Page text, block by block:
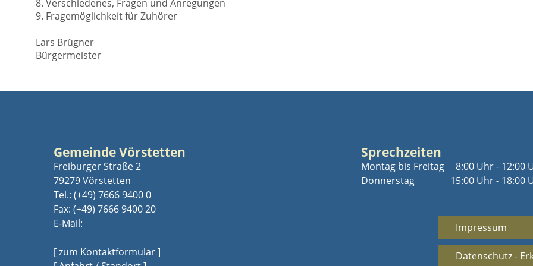
8. Verschiedenes, Fragen und Anregungen
9. Fragemöglichkeit für Zuhörer
Lars Brügner
Bürgermeister
Gemeinde Vörstetten
Freiburger Straße 2
79279 Vörstetten
Tel.: (+49) 7666 9400 0
Fax: (+49) 7666 9400 20
E-Mail:
[ zum Kontaktformular ]
Sprechzeiten
Montag bis Freitag
Donnerstag
8:00 Uhr - 12:00
15:00 Uhr - 18:00
Impressum
Datenschutz -